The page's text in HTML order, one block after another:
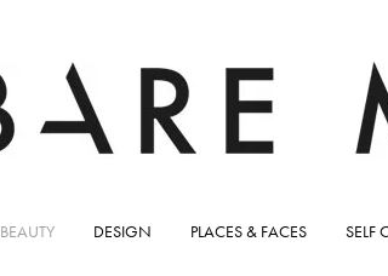
BEAUTY DESIGN PLACES & FACES SELF